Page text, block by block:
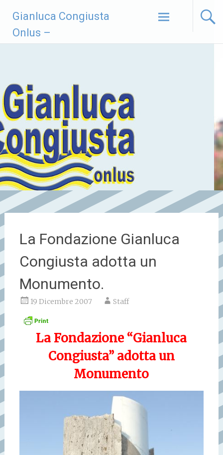
contenuto
Gianluca Congiusta
Onlus –
La Fondazione Gianluca
Congiusta adotta un
Monumento.
19 Dicembre 2007 Staff
La Fondazione “Gianluca
Congiusta” adotta un
Monumento